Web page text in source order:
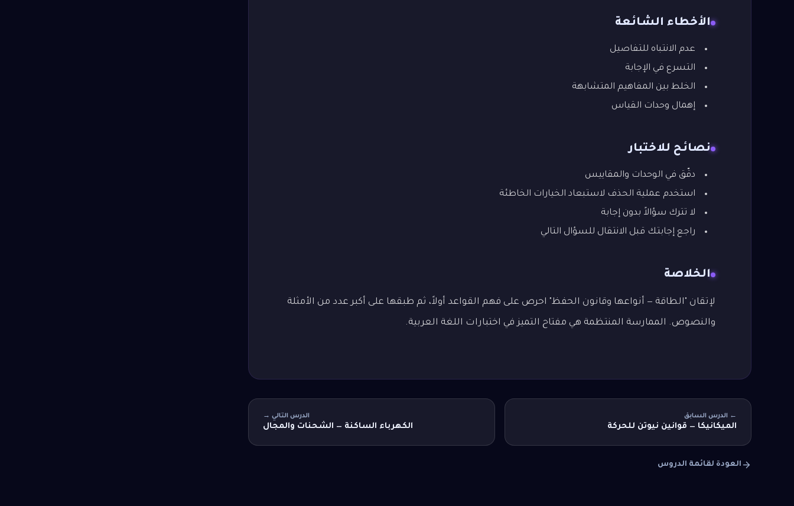
الأخطاء الشائعة
عدم الانتباه للتفاصيل
التسرع في الإجابة
الخلط بين المفاهيم المتشابهة
إهمال وحدات القياس
نصائح للاختبار
دقّق في الوحدات والمقاييس
استخدم عملية الحذف لاستبعاد الخيارات الخاطئة
لا تترك سؤالاً بدون إجابة
راجع إجابتك قبل الانتقال للسؤال التالي
الخلاصة
لإتقان "الطاقة — أنواعها وقانون الحفظ" احرص على فهم القواعد أولاً، ثم طبقها على أكبر عدد من الأمثلة
والنصوص. الممارسة المنتظمة هي مفتاح التميز في اختبارات اللغة العربية.
← الدرس السابق
الميكانيكا — قوانين نيوتن للحركة
الدرس التالي →
الكهرباء الساكنة — الشحنات والمجال
العودة لقائمة الدروس